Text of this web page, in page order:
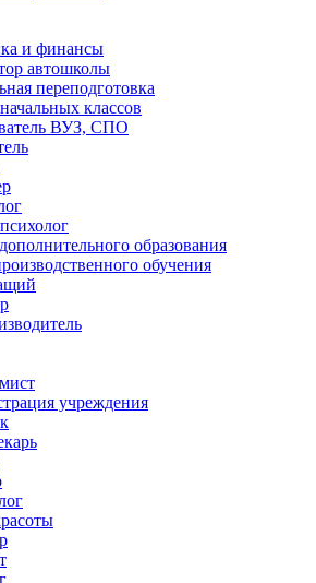
и финансы
автошколы
переподготовка
классов
ВУЗ, СПО
образования
обучения
учреждения